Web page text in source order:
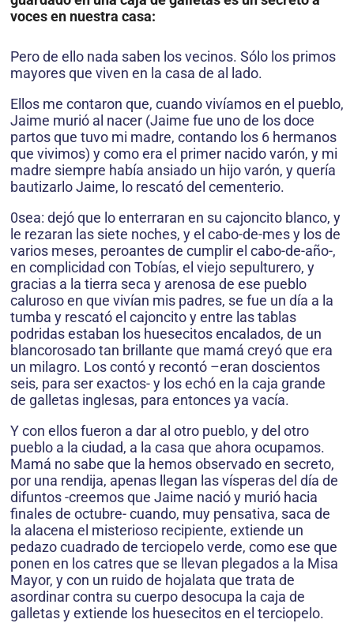
voces en nuestra casa:
Pero de ello nada saben los vecinos. Sólo los primos
mayores que viven en la casa de al lado.
Ellos me contaron que, cuando vivíamos en el pueblo,
Jaime murió al nacer (Jaime fue uno de los doce
partos que tuvo mi madre, contando los 6 hermanos
que vivimos) y como era el primer nacido varón, y mi
madre siempre había ansiado un hijo varón, y quería
bautizarlo Jaime, lo rescató del cementerio.
0sea: dejó que lo enterraran en su cajoncito blanco, y
le rezaran las siete noches, y el cabo-de-mes y los de
varios meses, peroantes de cumplir el cabo-de-año-,
en complicidad con Tobías, el viejo sepulturero, y
gracias a la tierra seca y arenosa de ese pueblo
caluroso en que vivían mis padres, se fue un día a la
tumba y rescató el cajoncito y entre las tablas
podridas estaban los huesecitos encalados, de un
blancorosado tan brillante que mamá creyó que era
un milagro. Los contó y recontó –eran doscientos
seis, para ser exactos- y los echó en la caja grande
de galletas inglesas, para entonces ya vacía.
Y con ellos fueron a dar al otro pueblo, y del otro
pueblo a la ciudad, a la casa que ahora ocupamos.
Mamá no sabe que la hemos observado en secreto,
por una rendija, apenas llegan las vísperas del día de
difuntos -creemos que Jaime nació y murió hacia
finales de octubre- cuando, muy pensativa, saca de
la alacena el misterioso recipiente, extiende un
pedazo cuadrado de terciopelo verde, como ese que
ponen en los catres que se llevan plegados a la Misa
Mayor, y con un ruido de hojalata que trata de
asordinar contra su cuerpo desocupa la caja de
galletas y extiende los huesecitos en el terciopelo.